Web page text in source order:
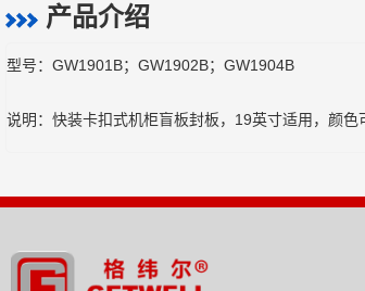
产品介绍
型号：GW1901B；GW1902B；GW1904B
说明：快装卡扣式机柜盲板封板，19英寸适用，颜色